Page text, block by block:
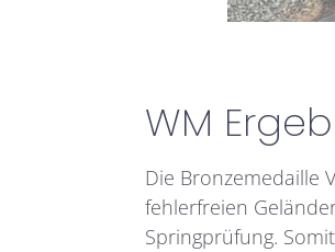
WM
Die Bronzemedaille
fehlerfreien
Springprüfung.